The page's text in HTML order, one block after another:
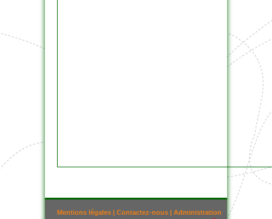
Mentions légales | Contactez-nous | Administration